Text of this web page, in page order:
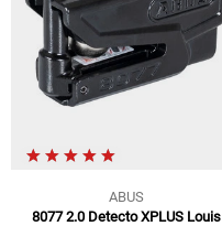
ABUS
8077 2.0 Detecto XPLUS Louis